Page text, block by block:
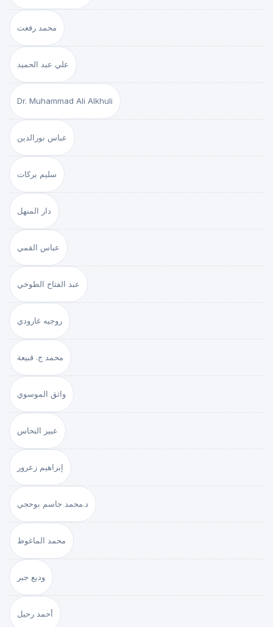
محمد رفعت
علي عبد الحميد
Dr. Muhammad Ali Alkhuli
عباس نورالدين
سليم بركات
دار المنهل
عباس القمي
عبد الفتاح الطوخي
روجيه غارودي
محمد ج. قبيعة
واثق الموسوي
عبير النحاس
إبراهيم زعرور
د.محمد جاسم بوحجي
محمد الماغوط
وديع جبر
أحمد رحيل